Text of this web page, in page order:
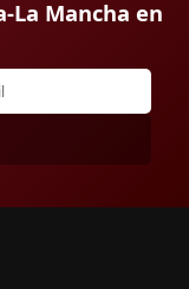
La Mancha en